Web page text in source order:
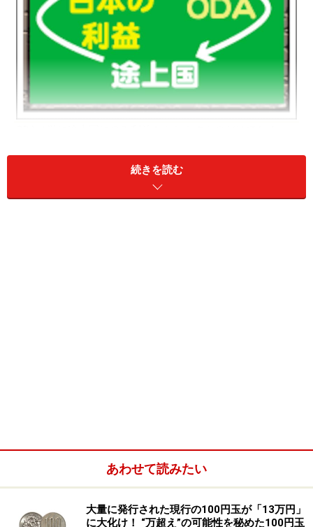
うことを頭に入れておきたい
なぜ、われわれは募金やボランティアだけのような自発
的な援助だけでなく、税金を源とした「公的資金を使っ
た援助」をしなければならないのでしょう。
続きを読む
あわせて読みたい
大量に発行された現行の100円玉が「13万円」
に大化け！ “万超え”の可能性を秘めた100円玉